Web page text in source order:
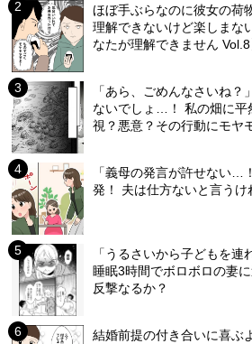
ほぼ手ぶらなのに彼女の荷
理解できないけど楽しまな
なたが理解できません Vol.8
「あら、ごめんなさいね
ないでしょ…！ 私の畑に
視？悪意？その行動にモヤ
「義母の発言が許せない…
発！ 夫は仕方ないと言うけ
「うるさいから子どもを
睡眠3時間でボロボロの妻
反撃なるか？
結婚前提の付き合いに喜